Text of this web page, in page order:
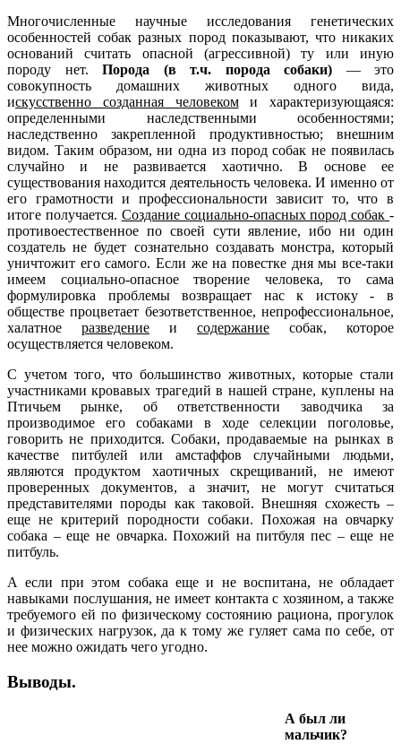
Многочисленные научные исследования генетических
особенностей собак разных пород показывают, что никаких
оснований считать опасной (агрессивной) ту или иную
породу нет. Порода (в т.ч. порода собаки) — это
совокупность домашних животных одного вида,
искусственно созданная человекоми характеризующаяся:
определенными наследственными особенностями;
наследственно закрепленной продуктивностью; внешним
видом. Таким образом, ни одна из пород собак не появилась
случайно и не развивается хаотично. В основе ее
существования находится деятельность человека. И именно от
его грамотности и профессиональности зависит то, что в
итоге получается. Создание социально-опасных пород собак-
противоестественное по своей сути явление, ибо ни один
создатель не будет сознательно создавать монстра, который
уничтожит его самого. Если же на повестке дня мы все-таки
имеем социально-опасное творение человека, то сама
формулировка проблемы возвращает нас к истоку - в
обществе процветает безответственное, непрофессиональное,
халатное разведение и содержание собак, которое
осуществляется человеком.
С учетом того, что большинство животных, которые стали
участниками кровавых трагедий в нашей стране, куплены на
Птичьем рынке, об ответственности заводчика за
производимое его собаками в ходе селекции поголовье,
говорить не приходится. Собаки, продаваемые на рынках в
качестве питбулей или амстаффов случайными людьми,
являются продуктом хаотичных скрещиваний, не имеют
проверенных документов, а значит, не могут считаться
представителями породы как таковой. Внешняя схожесть –
еще не критерий породности собаки. Похожая на овчарку
собака – еще не овчарка. Похожий на питбуля пес – еще не
питбуль.
А если при этом собака еще и не воспитана, не обладает
навыками послушания, не имеет контакта с хозяином, а также
требуемого ей по физическому состоянию рациона, прогулок
и физических нагрузок, да к тому же гуляет сама по себе, от
нее можно ожидать чего угодно.
Выводы.
А был ли
мальчик?